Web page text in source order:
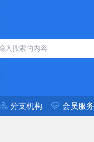
分支机构 会员服务